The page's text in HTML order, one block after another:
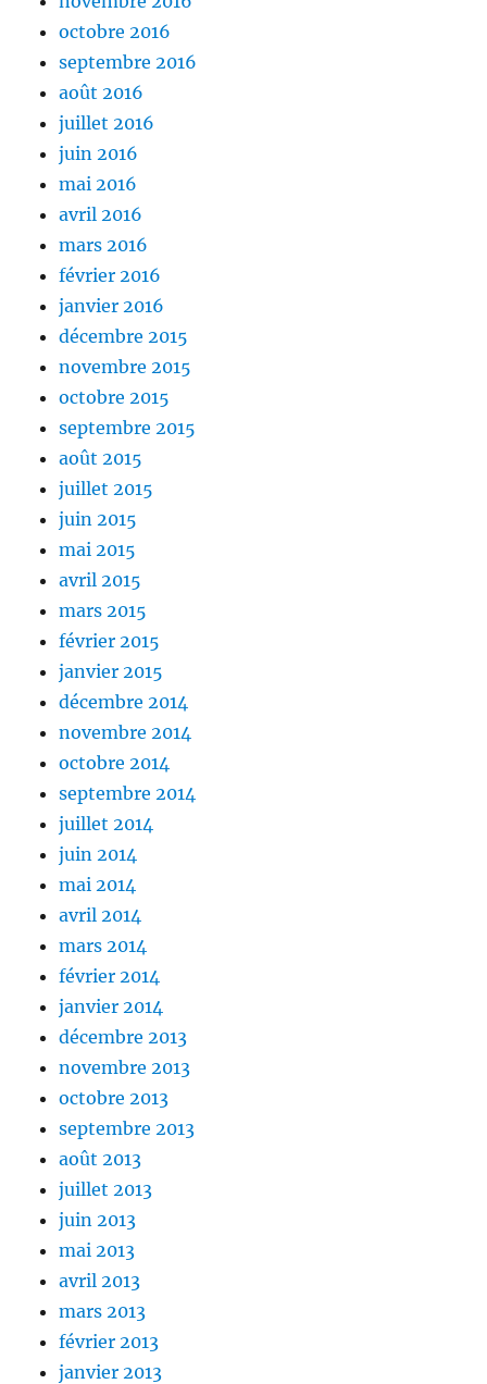
octobre 2016
septembre 2016
août 2016
juillet 2016
juin 2016
mai 2016
avril 2016
mars 2016
février 2016
janvier 2016
décembre 2015
novembre 2015
octobre 2015
septembre 2015
août 2015
juillet 2015
juin 2015
mai 2015
avril 2015
mars 2015
février 2015
janvier 2015
décembre 2014
novembre 2014
octobre 2014
septembre 2014
juillet 2014
juin 2014
mai 2014
avril 2014
mars 2014
février 2014
janvier 2014
décembre 2013
novembre 2013
octobre 2013
septembre 2013
août 2013
juillet 2013
juin 2013
mai 2013
avril 2013
mars 2013
février 2013
janvier 2013